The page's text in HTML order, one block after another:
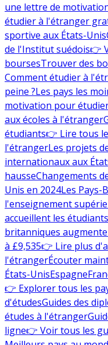
une lettre de
étudier à l'étranger
sportive aux États-Unis
de l'Institut suédois👉
boursesTrouver des
Comment étudier à
peine ?Les pays les
motivation pour
aux écoles à l'étranger
étudiants👉 Lire tous
l'étrangerLes projets
internationaux aux
hausseChangements
Unis en 2024Les Pays-
l'enseignement
accueillent les
britanniques
à £9,535👉 Lire plus
l'étrangerÉcouter
États-UnisEspagne
👉 Explorer tous les
d'étudesGuides des
études à l'étranger
ligne👉 Voir tous les